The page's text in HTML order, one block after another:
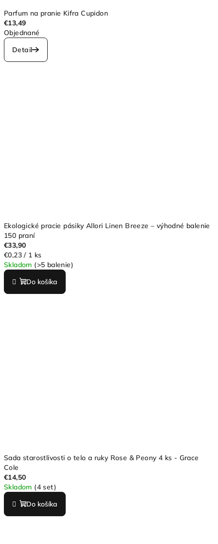
Parfum na pranie Kifra Cupidon
€13,49
Objednané
Detail
Ekologické pracie pásiky Allori Linen Breeze – výhodné balenie
150 praní
€33,90
Jednotková
cena:
€0,23 / 1 ks
Skladom (>5 balenie)
Do košíka
Sada starostlivosti o telo a ruky Rose & Peony 4 ks - Grace
Cole
€14,50
Skladom (4 set)
Do košíka